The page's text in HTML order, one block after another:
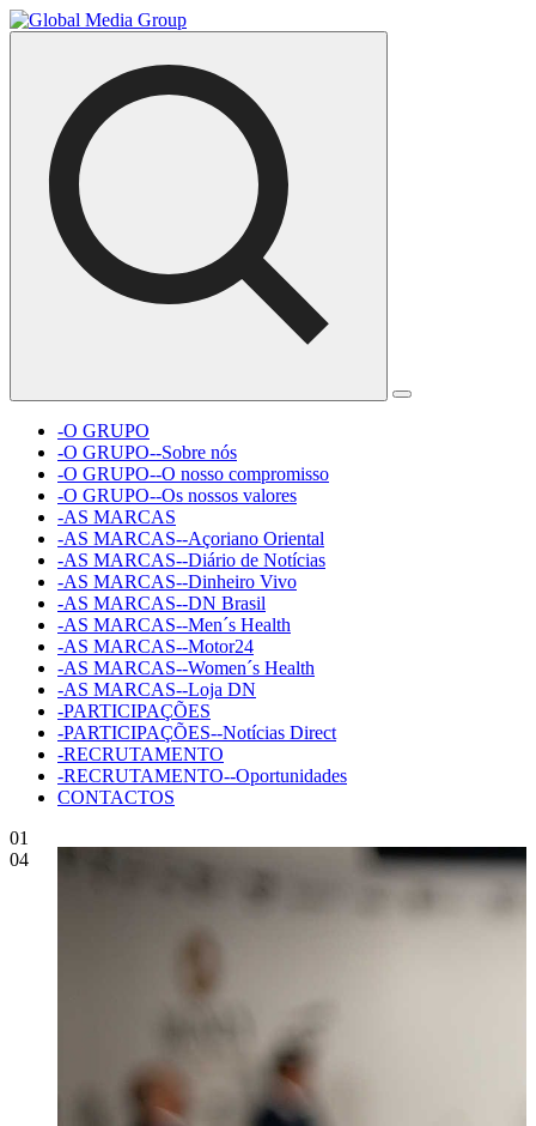
-O GRUPO
-O GRUPO--Sobre nós
-O GRUPO--O nosso compromisso
-O GRUPO--Os nossos valores
-AS MARCAS
-AS MARCAS--Açoriano Oriental
-AS MARCAS--Diário de Notícias
-AS MARCAS--Dinheiro Vivo
-AS MARCAS--DN Brasil
-AS MARCAS--Men´s Health
-AS MARCAS--Motor24
-AS MARCAS--Women´s Health
-AS MARCAS--Loja DN
-PARTICIPAÇÕES
-PARTICIPAÇÕES--Notícias Direct
-RECRUTAMENTO
-RECRUTAMENTO--Oportunidades
CONTACTOS
01
04